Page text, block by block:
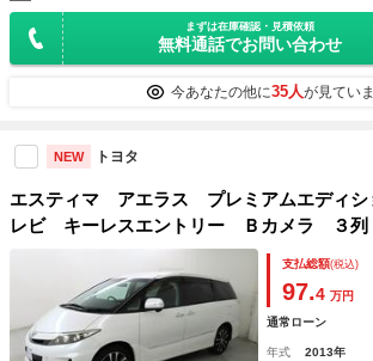
まずは在庫確認・見積依頼
無料通話でお問い合わせ
今あなたの他に35人が見てい
NEW トヨタ
エスティマ アエラス プレミアムエディ
レビ キーレスエントリー Ｂカメラ ３列
コン 切替４ＷＤ ＤＶＤ クルーズコント
インドウ 盗難防止装置 ＡＢＳ ＨＤＤ
ー ワンオーナー ＥＴＣ
支払総額(税込)
97.4 万円
通常ローン
年式 2013年